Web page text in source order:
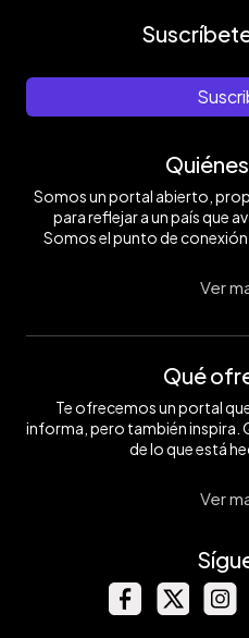
Somos un portal abierto,
para reflejar a un país que
Somos el punto de conexión
Ver
Qué
Te ofrecemos un portal
informa, pero también inspira.
de lo que está
Ver